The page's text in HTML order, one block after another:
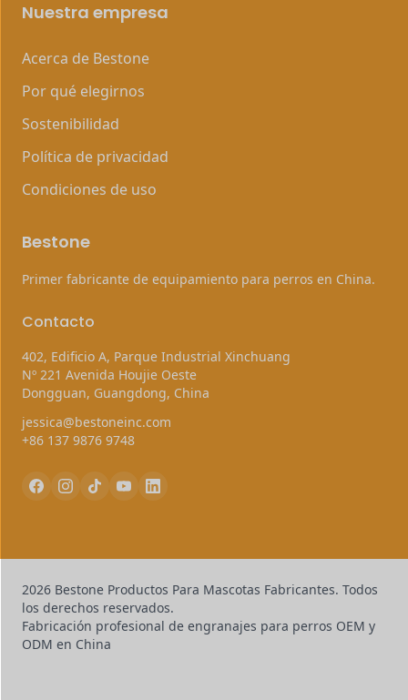
Nuestra empresa
Acerca de Bestone
Por qué elegirnos
Sostenibilidad
Política de privacidad
Condiciones de uso
Bestone
Primer fabricante de equipamiento para perros en China.
Contacto
402, Edificio A, Parque Industrial Xinchuang
Nº 221 Avenida Houjie Oeste
Dongguan, Guangdong, China
jessica@bestoneinc.com
+86 137 9876 9748
2026 Bestone Productos Para Mascotas Fabricantes. Todos
los derechos reservados.
Fabricación profesional de engranajes para perros OEM y
ODM en China